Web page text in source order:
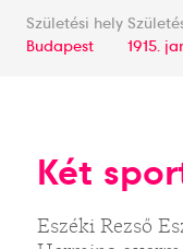
Születési hely
Budapest
1915.
Két
Eszéki Rezső